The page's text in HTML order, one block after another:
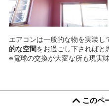
エアコンは一般的な物を実装し
的な空間をお過ごし下さればと
※電球の交換が大変な所も現実
このペ